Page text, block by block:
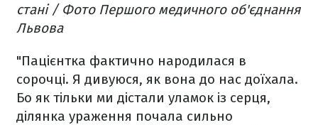
стані / Фото Першого медичного об'єднання
Львова
"Пацієнтка фактично народилася в
сорочці. Я дивуюся, як вона до нас доїхала.
Бо як тільки ми дістали уламок із серця,
ділянка ураження почала сильно